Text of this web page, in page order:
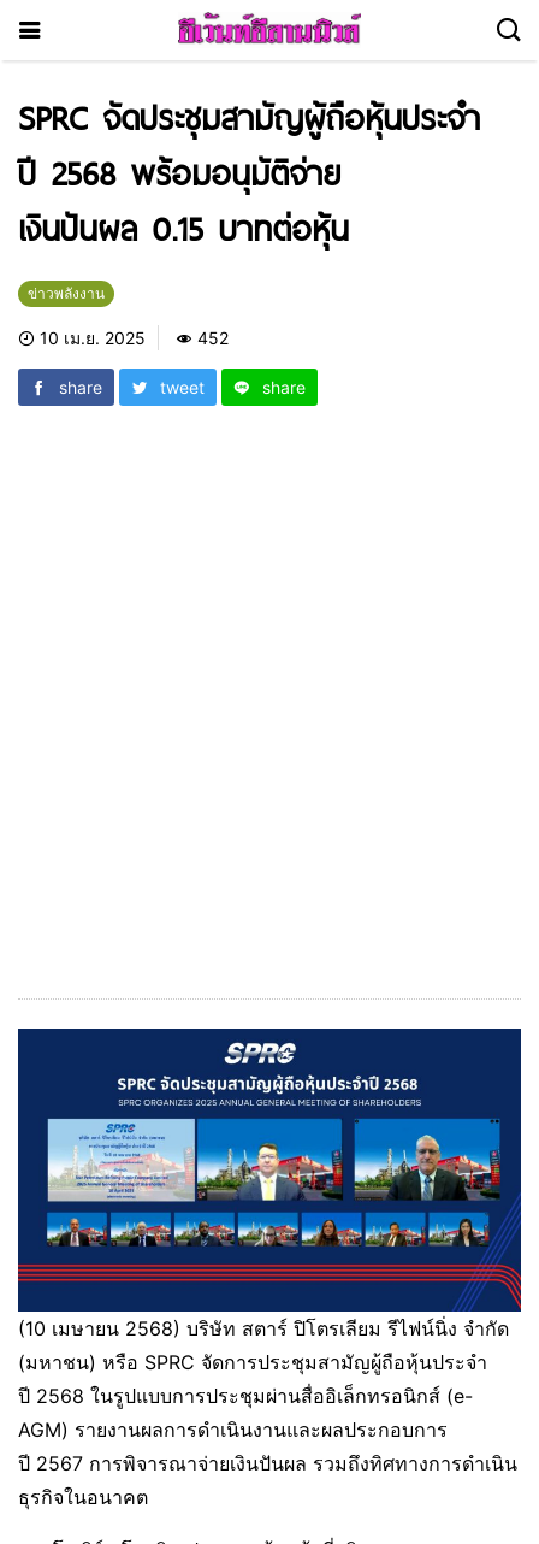
SPRC จัดประชุมสามัญผู้ถือหุ้นประจำ
ปี 2568 พร้อมอนุมัติจ่าย
เงินปันผล 0.15 บาทต่อหุ้น
ข่าวพลังงาน
10 เม.ย. 2025 452
share tweet share
(10 เมษายน 2568) บริษัท สตาร์ ปิโตรเลียม รีไฟน์นิ่ง จำกัด
(มหาชน) หรือ SPRC จัดการประชุมสามัญผู้ถือหุ้นประจำ
ปี 2568 ในรูปแบบการประชุมผ่านสื่ออิเล็กทรอนิกส์ (e-
AGM) รายงานผลการดำเนินงานและผลประกอบการ
ปี 2567 การพิจารณาจ่ายเงินปันผล รวมถึงทิศทางการดำเนิน
ธุรกิจในอนาคต